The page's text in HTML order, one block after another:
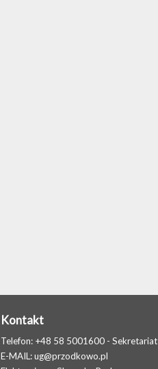
Kontakt
Telefon: +48 58 5001600 - Sekretariat
E-MAIL:ug@przodkowo.pl